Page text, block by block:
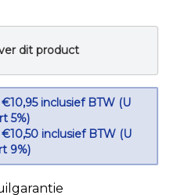
dit product
inclusief BTW (U
5%)
inclusief BTW (U
9%)